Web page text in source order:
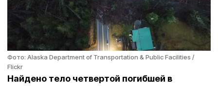
Фото: Alaska Department of Transportation & Public Facilities /
Flickr
Найдено тело четвертой погибшей в